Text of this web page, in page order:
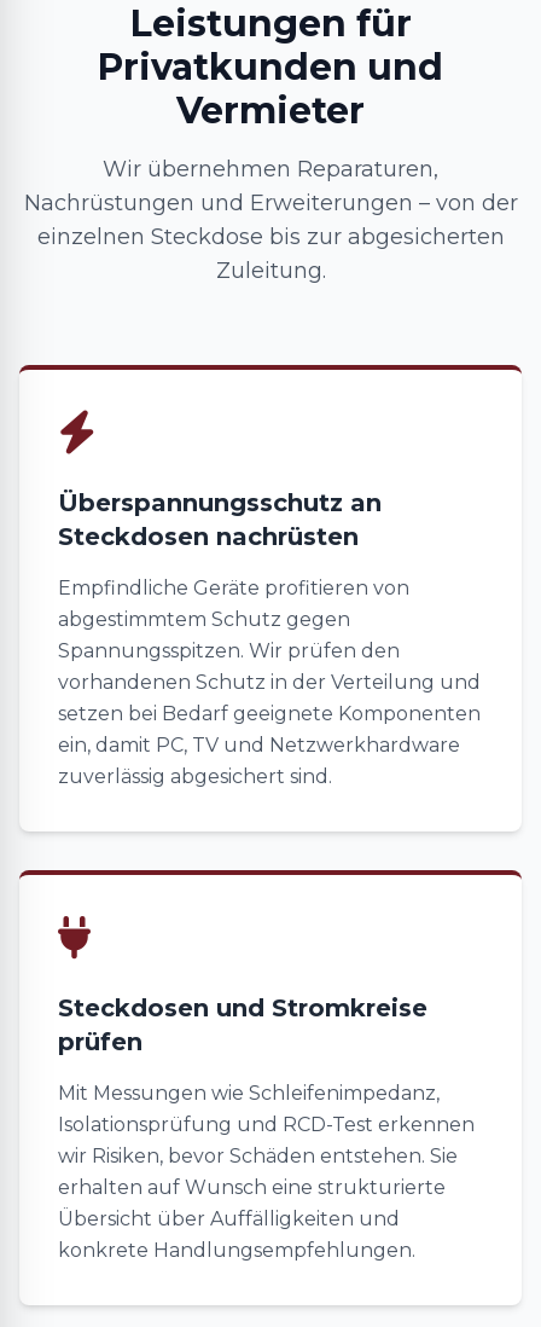
Leistungen für
Privatkunden und
Vermieter
Wir übernehmen Reparaturen,
Nachrüstungen und Erweiterungen – von der
einzelnen Steckdose bis zur abgesicherten
Zuleitung.
Überspannungsschutz an
Steckdosen nachrüsten
Empfindliche Geräte profitieren von
abgestimmtem Schutz gegen
Spannungsspitzen. Wir prüfen den
vorhandenen Schutz in der Verteilung und
setzen bei Bedarf geeignete Komponenten
ein, damit PC, TV und Netzwerkhardware
zuverlässig abgesichert sind.
Steckdosen und Stromkreise
prüfen
Mit Messungen wie Schleifenimpedanz,
Isolationsprüfung und RCD-Test erkennen
wir Risiken, bevor Schäden entstehen. Sie
erhalten auf Wunsch eine strukturierte
Übersicht über Auffälligkeiten und
konkrete Handlungsempfehlungen.